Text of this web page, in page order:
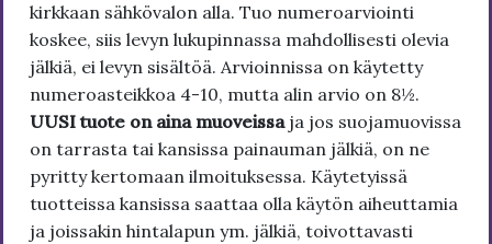
kirkkaan sähkövalon alla. Tuo numeroarviointi
koskee, siis levyn lukupinnassa mahdollisesti olevia
jälkiä, ei levyn sisältöä. Arvioinnissa on käytetty
numeroasteikkoa 4-10, mutta alin arvio on 8½.
UUSI tuote on aina muoveissa ja jos suojamuovissa
on tarrasta tai kansissa painauman jälkiä, on ne
pyritty kertomaan ilmoituksessa. Käytetyissä
tuotteissa kansissa saattaa olla käytön aiheuttamia
ja joissakin hintalapun ym. jälkiä, toivottavasti